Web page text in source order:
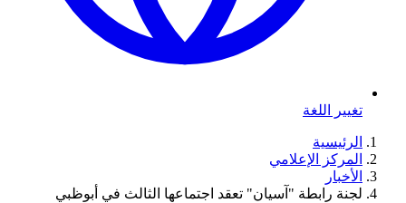
تغيير اللغة
الرئيسية
المركز الإعلامي
الأخبار
لجنة رابطة "آسيان" تعقد اجتماعها الثالث في أبوظبي